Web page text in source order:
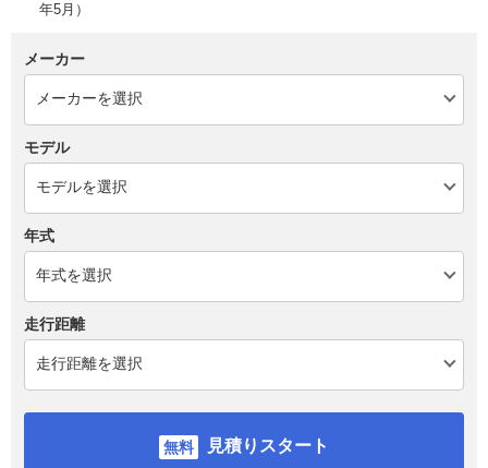
年5月）
メーカー
モデル
年式
走行距離
見積りスタート